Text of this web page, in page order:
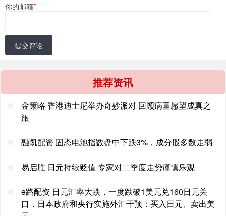
你的邮箱*
提交评论
推荐资讯
金策略 香港迪士尼举办奇妙派对 回顾病童愿望成真之
旅
融凯配资 固态电池指数盘中下跌3%，成分股多数走弱
易启胜 日元持续贬值 专家对二季度走势谨慎乐观
e路配资 日元汇率大跌，一度跌破1美元兑160日元关
口，日本政府和央行实施外汇干预：买入日元、卖出美